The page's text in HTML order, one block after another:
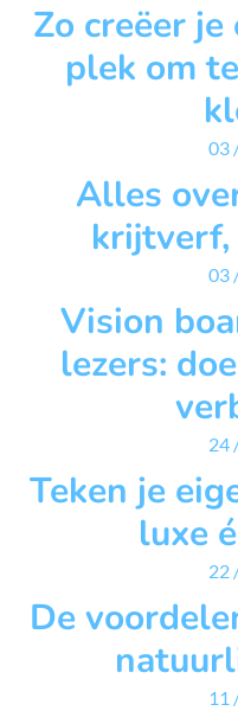
Zo creëer
plek om
03
Alles
03
Vision
lezers:
24
Teken je
luxe
22
De
11